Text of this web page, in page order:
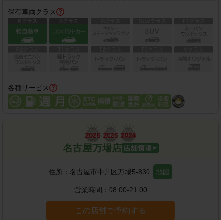
保有車両クラス
各種サービス
名古屋万場店
住所： 名古屋市中川区万場5-830 地図
営業時間： 08:00-21:00
この店舗で予約する